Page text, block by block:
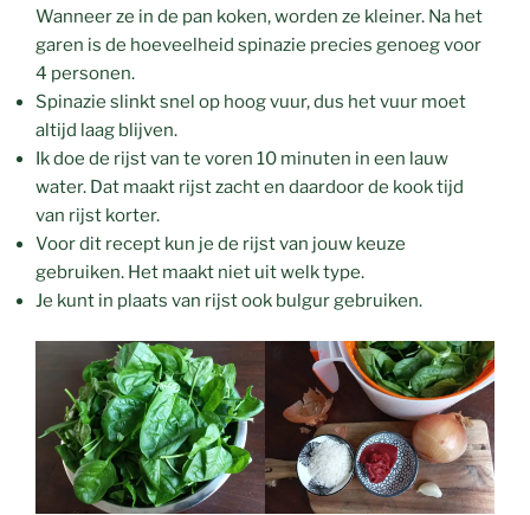
Wanneer ze in de pan koken, worden ze kleiner. Na het
garen is de hoeveelheid spinazie precies genoeg voor
4 personen.
Spinazie slinkt snel op hoog vuur, dus het vuur moet
altijd laag blijven.
Ik doe de rijst van te voren 10 minuten in een lauw
water. Dat maakt rijst zacht en daardoor de kook tijd
van rijst korter.
Voor dit recept kun je de rijst van jouw keuze
gebruiken. Het maakt niet uit welk type.
Je kunt in plaats van rijst ook bulgur gebruiken.